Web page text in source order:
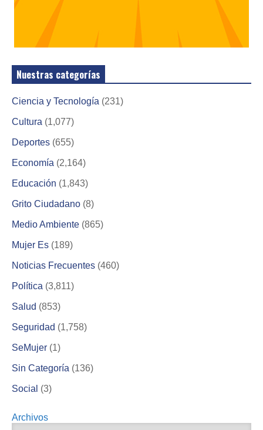
Nuestras categorías
Ciencia y Tecnología (231)
Cultura (1,077)
Deportes (655)
Economía (2,164)
Educación (1,843)
Grito Ciudadano (8)
Medio Ambiente (865)
Mujer Es (189)
Noticias Frecuentes (460)
Política (3,811)
Salud (853)
Seguridad (1,758)
SeMujer (1)
Sin Categoría (136)
Social (3)
Archivos